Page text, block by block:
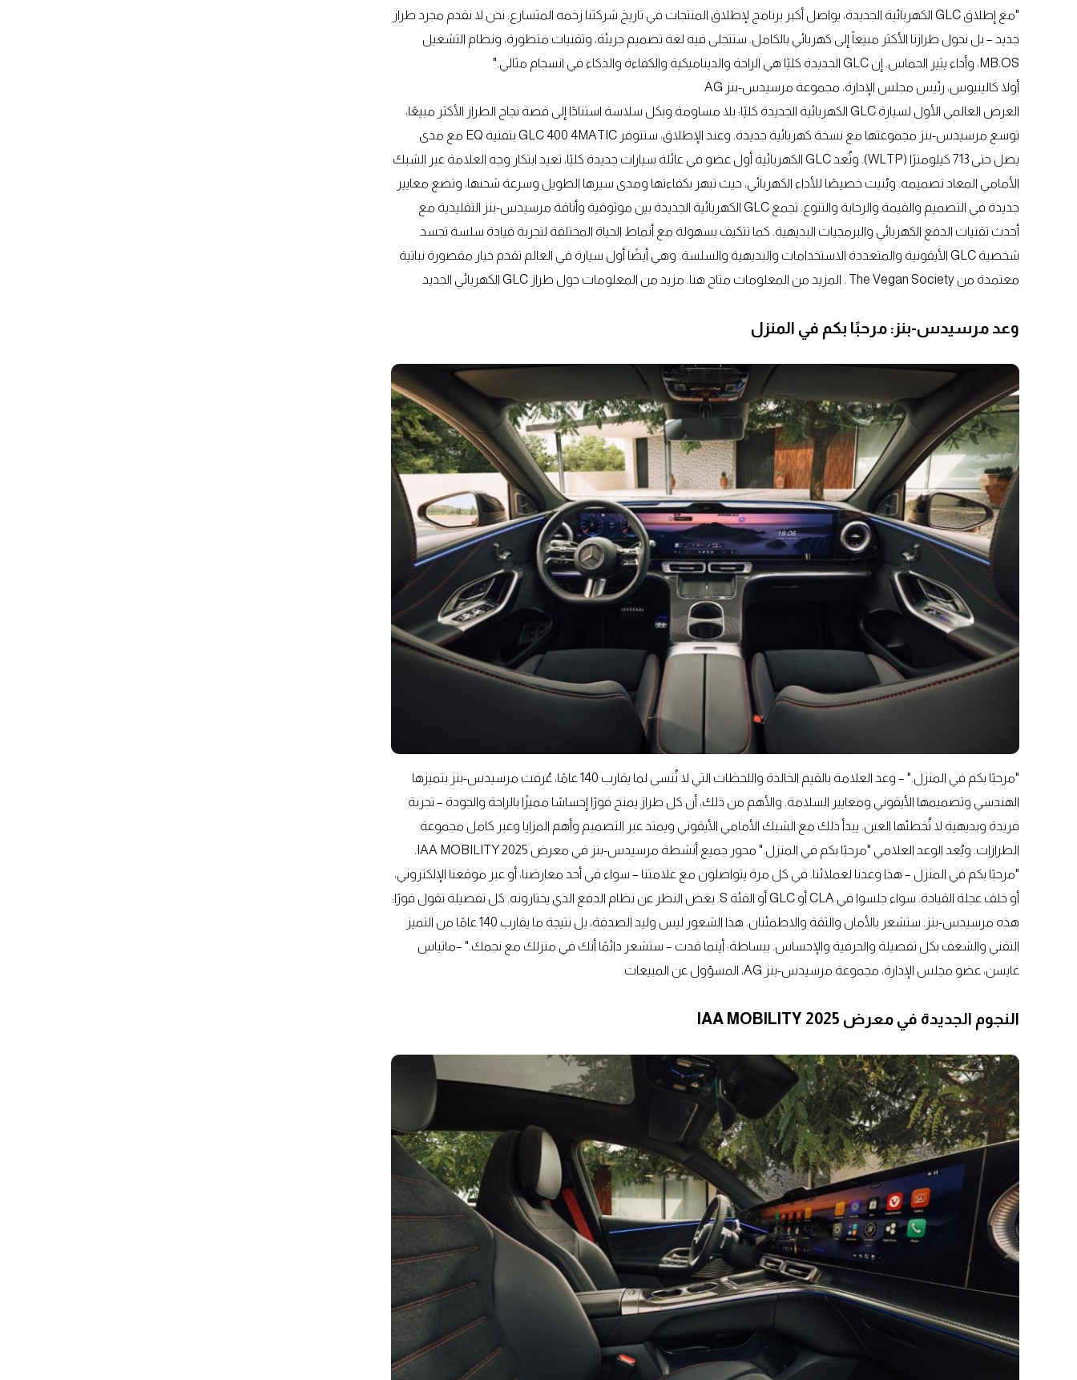
"مع إطلاق GLC الكهربائية الجديدة، يواصل أكبر برنامج لإطلاق المنتجات في تاريخ شركتنا زخمه المتسارع. نحن لا نقدم مجرد طراز
جديد – بل نحول طرازنا الأكثر مبيعاً إلى كهربائي بالكامل. ستتجلى فيه لغة تصميم جريئة، وتقنيات متطورة، ونظام التشغيل
MB.OS، وأداء يثير الحماس. إن GLC الجديدة كليًا هي الراحة والديناميكية والكفاءة والذكاء في انسجام مثالي."
أولا كالينيوس، رئيس مجلس الإدارة، مجموعة مرسيدس-بنز AG
العرض العالمي الأول لسيارة GLC الكهربائية الجديدة كليًا: بلا مساومة وبكل سلاسة استنادًا إلى قصة نجاح الطراز الأكثر مبيعًا،
توسع مرسيدس-بنز مجموعتها مع نسخة كهربائية جديدة. وعند الإطلاق، ستتوفر GLC 400 4MATIC بتقنية EQ مع مدى
يصل حتى 713 كيلومترًا (WLTP). وتُعد GLC الكهربائية أول عضو في عائلة سيارات جديدة كليًا، تعيد ابتكار وجه العلامة عبر الشبك
الأمامي المعاد تصميمه. وبُنيت خصيصًا للأداء الكهربائي، حيث تبهر بكفاءتها ومدى سيرها الطويل وسرعة شحنها، وتضع معايير
جديدة في التصميم والقيمة والرحابة والتنوع. تجمع GLC الكهربائية الجديدة بين موثوقية وأناقة مرسيدس-بنز التقليدية مع
أحدث تقنيات الدفع الكهربائي والبرمجيات البديهية. كما تتكيف بسهولة مع أنماط الحياة المختلفة لتجربة قيادة سلسة تجسد
شخصية GLC الأيقونية والمتعددة الاستخدامات والبديهية والسلسة. وهي أيضًا أول سيارة في العالم تقدم خيار مقصورة نباتية
معتمدة من The Vegan Society . المزيد من المعلومات متاح هنا. مزيد من المعلومات حول طراز GLC الكهربائي الجديد
وعد مرسيدس-بنز: مرحبًا بكم في المنزل
"مرحبًا بكم في المنزل." – وعد العلامة بالقيم الخالدة واللحظات التي لا تُنسى لما يقارب 140 عامًا، عُرفت مرسيدس-بنز بتميزها
الهندسي وتصميمها الأيقوني ومعايير السلامة. والأهم من ذلك، أن كل طراز يمنح فورًا إحساسًا مميزًا بالراحة والجودة – تجربة
فريدة وبديهية لا تُخطئها العين. يبدأ ذلك مع الشبك الأمامي الأيقوني ويمتد عبر التصميم وأهم المزايا وعبر كامل مجموعة
الطرازات. ويُعد الوعد العلامي "مرحبًا بكم في المنزل." محور جميع أنشطة مرسيدس-بنز في معرض IAA MOBILITY 2025.
"مرحبًا بكم في المنزل – هذا وعدنا لعملائنا. في كل مرة يتواصلون مع علامتنا – سواء في أحد معارضنا، أو عبر موقعنا الإلكتروني،
أو خلف عجلة القيادة. سواء جلسوا في CLA أو GLC أو الفئة S. بغض النظر عن نظام الدفع الذي يختارونه. كل تفصيلة تقول فورًا:
هذه مرسيدس-بنز. ستشعر بالأمان والثقة والاطمئنان. هذا الشعور ليس وليد الصدفة، بل نتيجة ما يقارب 140 عامًا من التميز
التقني والشغف بكل تفصيلة والحرفية والإحساس. ببساطة: أينما قدت – ستشعر دائمًا أنك في منزلك مع نجمك." –ماتياس
غايسن، عضو مجلس الإدارة، مجموعة مرسيدس-بنز AG، المسؤول عن المبيعات
النجوم الجديدة في معرض IAA MOBILITY 2025